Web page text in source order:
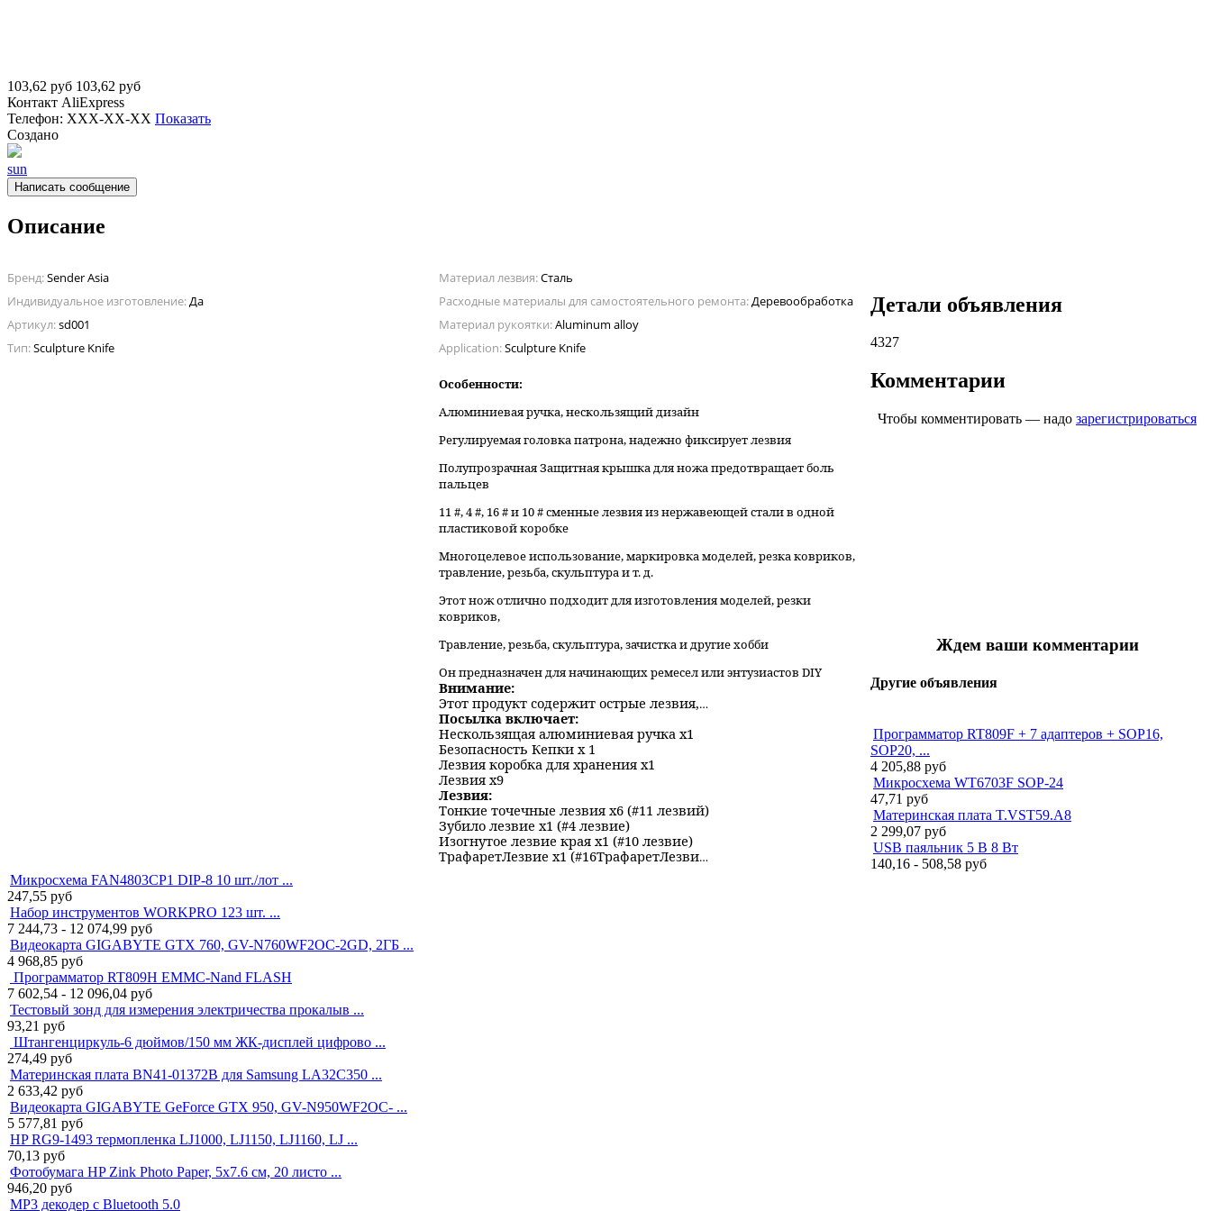
103,62 руб 103,62 руб
Контакт AliExpress
Телефон: XXX-XX-XX Показать
Создано
sun
Написать сообщение
Описание
Бренд:Sender Asia Материал лезвия:Сталь
Индивидуальное изготовление:Да Расходные материалы для самостоятельного ремонта:Деревообработка
Артикул:sd001 Материал рукоятки:Aluminum alloy
Тип:Sculpture Knife Application:Sculpture Knife
Особенности:
Алюминиевая ручка, нескользящий дизайн
Регулируемая головка патрона, надежно фиксирует лезвия
Полупрозрачная Защитная крышка для ножа предотвращает боль
пальцев
11 #, 4 #, 16 # и 10 # сменные лезвия из нержавеющей стали в одной
пластиковой коробке
Многоцелевое использование, маркировка моделей, резка ковриков,
травление, резьба, скульптура и т. д.
Этот нож отлично подходит для изготовления моделей, резки
ковриков,
Травление, резьба, скульптура, зачистка и другие хобби
Он предназначен для начинающих ремесел или энтузиастов DIY
Внимание:
Этот продукт содержит острые лезвия, которые могут привести к травмам, если их схватят дети.
Посылка включает:
Нескользящая алюминиевая ручка x1
Безопасность Кепки x 1
Лезвия коробка для хранения x1
Лезвия x9
Лезвия:
Тонкие точечные лезвия x6 (#11 лезвий)
Зубило лезвие x1 (#4 лезвие)
Изогнутое лезвие края x1 (#10 лезвие)
ТрафаретЛезвие x1 (#16ТрафаретЛезвие)
Детали объявления
4327
Комментарии
Чтобы комментировать — надо зарегистрироваться
Ждем ваши комментарии
Другие объявления
Программатор RT809F + 7 адаптеров + SOP16,
SOP20, ...
4 205,88 руб
Микросхема WT6703F SOP-24
47,71 руб
Материнская плата T.VST59.A8
2 299,07 руб
USB паяльник 5 В 8 Вт
140,16 - 508,58 руб
Микросхема FAN4803CP1 DIP-8 10 шт./лот ...
247,55 руб
Набор инструментов WORKPRO 123 шт. ...
7 244,73 - 12 074,99 руб
Видеокарта GIGABYTE GTX 760, GV-N760WF2OC-2GD, 2ГБ ...
4 968,85 руб
Программатор RT809H EMMC-Nand FLASH
7 602,54 - 12 096,04 руб
Тестовый зонд для измерения электричества прокалыв ...
93,21 руб
Штангенциркуль-6 дюймов/150 мм ЖК-дисплей цифрово ...
274,49 руб
Материнская плата BN41-01372B для Samsung LA32C350 ...
2 633,42 руб
Видеокарта GIGABYTE GeForce GTX 950, GV-N950WF2OC- ...
5 577,81 руб
HP RG9-1493 термопленка LJ1000, LJ1150, LJ1160, LJ ...
70,13 руб
Фотобумага HP Zink Photo Paper, 5x7.6 см, 20 листо ...
946,20 руб
MP3 декодер с Bluetooth 5.0